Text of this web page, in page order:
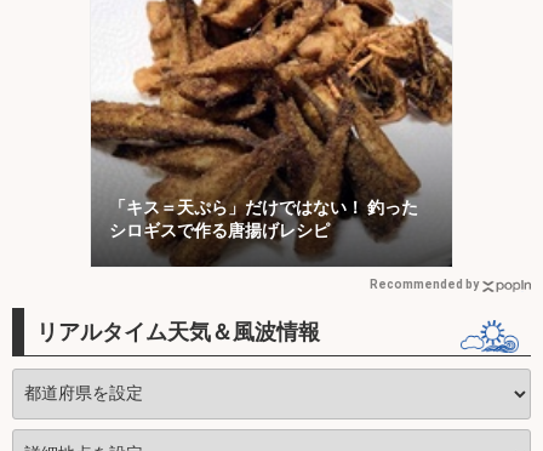
「キス＝天ぷら」だけではない！ 釣った
シロギスで作る唐揚げレシピ
Recommended by
リアルタイム天気＆風波情報